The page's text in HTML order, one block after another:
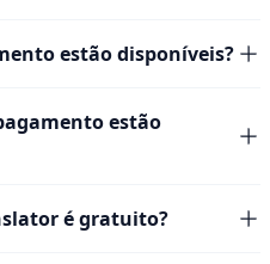
estão disponíveis?
estão
é gratuito?